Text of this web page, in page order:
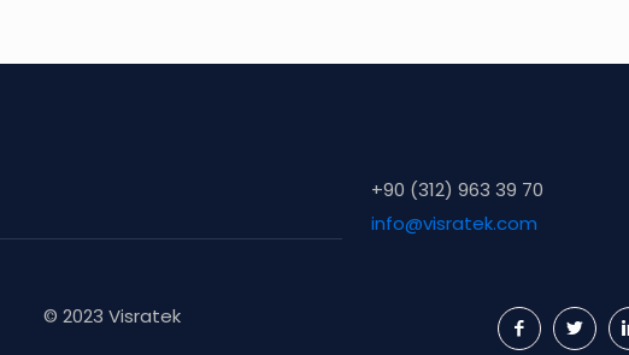
© 2023 Visratek
+90 (312) 963 39 70
info@visratek.com